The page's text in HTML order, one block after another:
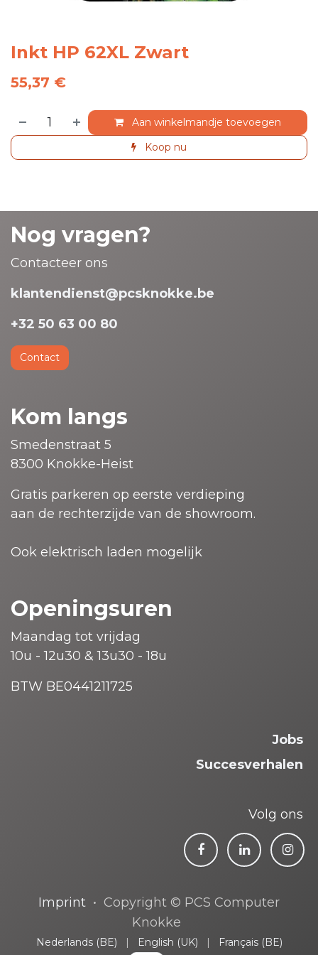
Inkt HP 62XL Zwart
55,37 €
Aan winkelmandje toevoegen
Koop nu
Nog vragen?
Contacteer ons
klantendienst@pcsknokke.be
+32 50 63 00 80
Contact
Kom langs
Smedenstraat 5
8300 Knokke-Heist
Gratis parkeren op eerste verdieping
aan de rechterzijde van de showroom.
Ook elektrisch laden mogelijk
Openingsuren
Maandag tot vrijdag
10u - 12u30 & 13u30 - 18u
BTW BE0441211725
Jobs
Succesverhalen
Volg ons
Imprint • Copyright © PCS Computer
Knokke
Nederlands (BE) | English (UK) |
Français (BE)